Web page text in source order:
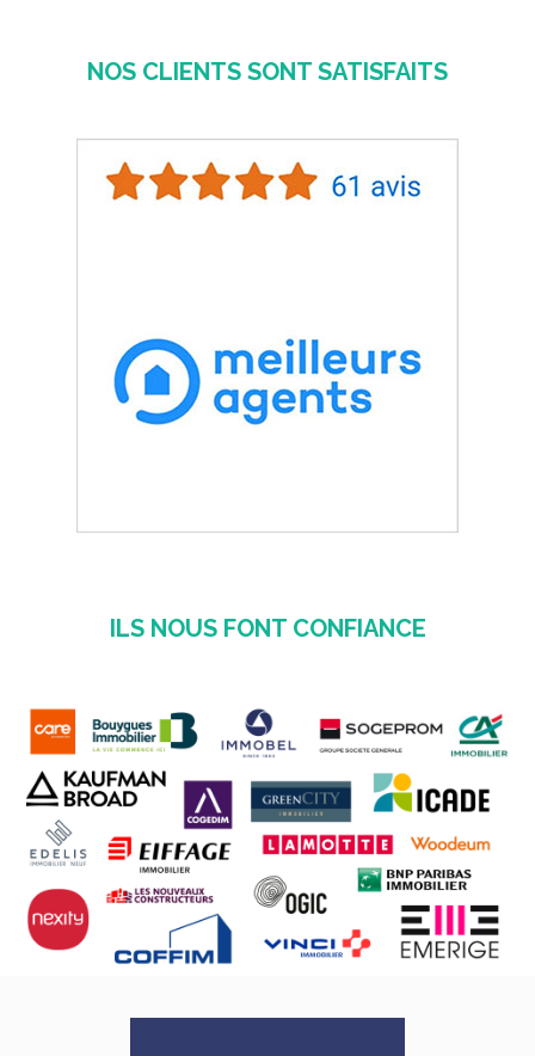
NOS CLIENTS SONT SATISFAITS
ILS NOUS FONT CONFIANCE